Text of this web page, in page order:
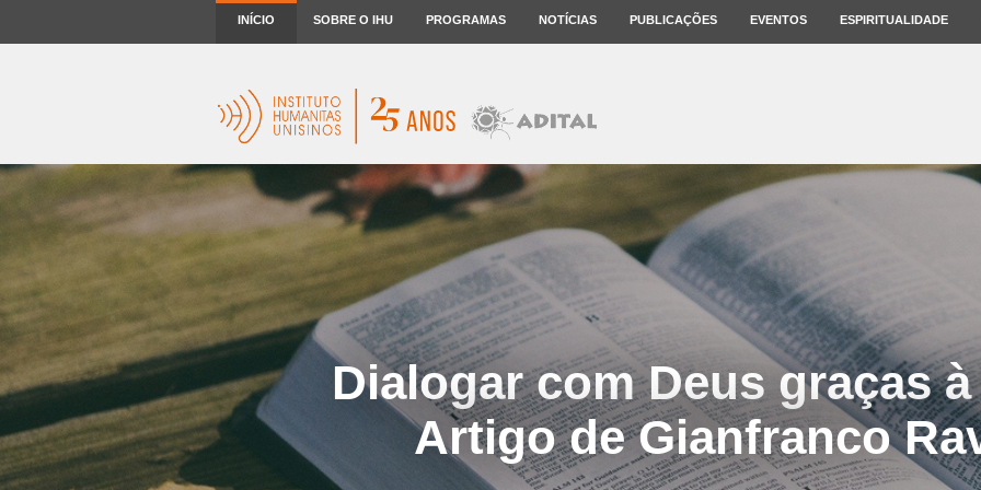
INÍCIO SOBRE O IHU PROGRAMAS NOTÍCIAS PUBLICAÇÕES EVENTOS ESPIRITUALIDADE
Dialogar com Deus graças
Artigo de Gianfranco